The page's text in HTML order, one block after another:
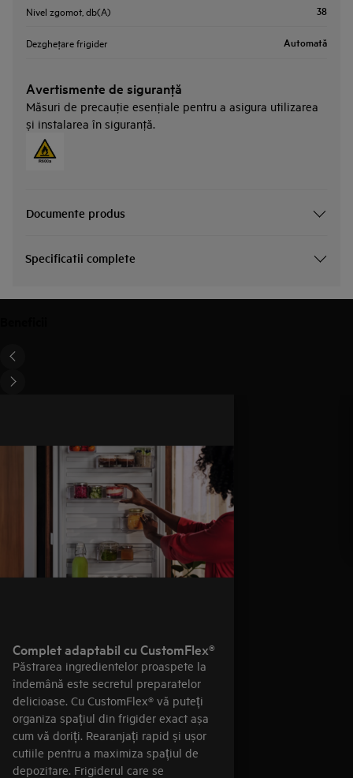
Nivel zgomot, db(A) 38
Dezgheţare frigider Automată
Avertismente de siguranţă
Măsuri de precauţie esenţiale pentru a asigura utilizarea
și instalarea în siguranţă.
Documente produs
Specificatii complete
Complet adaptabil cu CustomFlex®
Păstrarea ingredientelor proaspete la
îndemână este secretul preparatelor
delicioase. Cu CustomFlex® vă puteți
organiza spațiul din frigider exact așa
cum vă doriți. Rearanjați rapid și ușor
cutiile pentru a maximiza spațiul de
depozitare. Frigiderul care se